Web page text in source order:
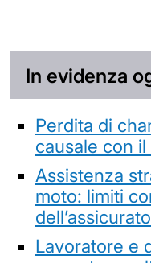
In evidenza
Perdita di
causale con
Assistenza
moto: limiti
dell’assicurato
Lavoratore e